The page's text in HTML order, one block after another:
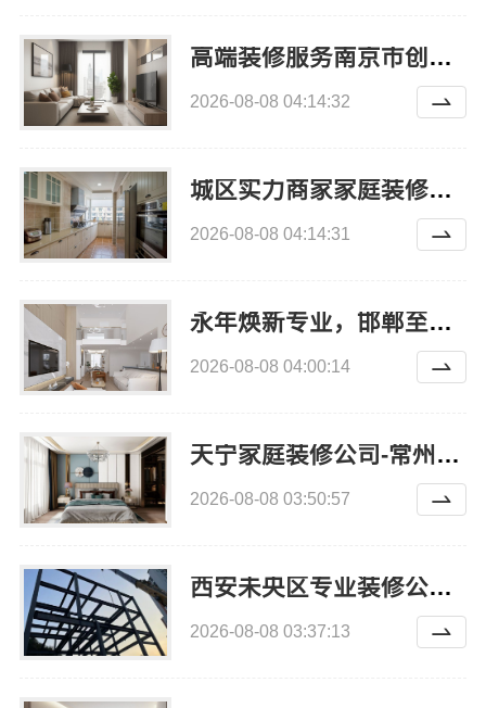
高端装修服务南京市创亿讯一站式省心更环保
2026-08-08 04:14:32
城区实力商家家庭装修实景案例-顶派全铝高端定制
2026-08-08 04:14:31
永年焕新专业，邯郸至臻全宅新材料有限公司匠心服务
2026-08-08 04:00:14
天宁家庭装修公司-常州宜居佳装饰
2026-08-08 03:50:57
西安未央区专业装修公寓免费量房-居安天成
2026-08-08 03:37:13